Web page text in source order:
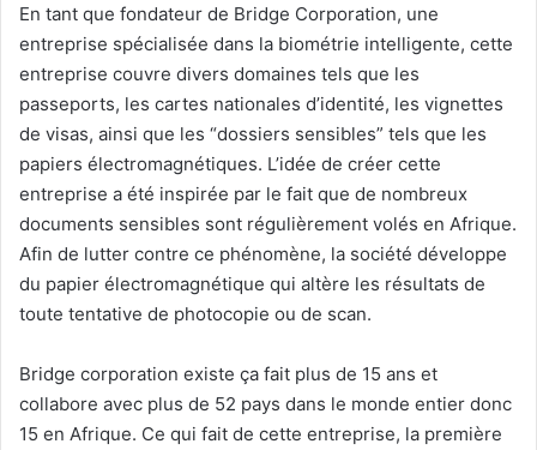
En tant que fondateur de Bridge Corporation, une
entreprise spécialisée dans la biométrie intelligente, cette
entreprise couvre divers domaines tels que les
passeports, les cartes nationales d’identité, les vignettes
de visas, ainsi que les “dossiers sensibles” tels que les
papiers électromagnétiques. L’idée de créer cette
entreprise a été inspirée par le fait que de nombreux
documents sensibles sont régulièrement volés en Afrique.
Afin de lutter contre ce phénomène, la société développe
du papier électromagnétique qui altère les résultats de
toute tentative de photocopie ou de scan.
Bridge corporation existe ça fait plus de 15 ans et
collabore avec plus de 52 pays dans le monde entier donc
15 en Afrique. Ce qui fait de cette entreprise, la première